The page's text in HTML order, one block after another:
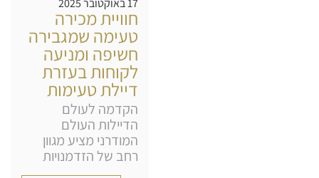
חוויית מכירה
טעימה שמגבירה
חשיפה ומניעה
לקוחות בעזרת
דיילת טעימות
הקדמה לעולם
הדיילות העולם
המודרני מציע מגוון
רחב של הזדמנויות